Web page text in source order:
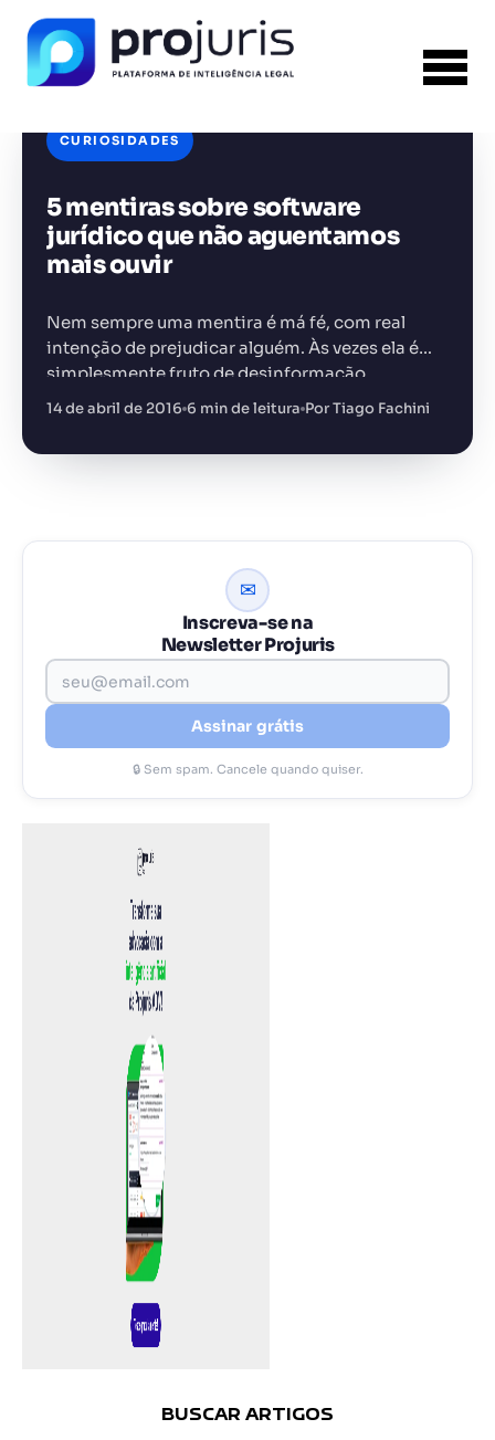
CURIOSIDADES
5 mentiras sobre software
jurídico que não aguentamos
mais ouvir
Nem sempre uma mentira é má fé, com real
intenção de prejudicar alguém. Às vezes ela é
simplesmente fruto de desinformação
e desconhecimento. É o caso do software
em adquirir…
14 de abril de 2016 6 min de leitura Por Tiago Fachini
✉
Inscreva-se na
Newsletter Projuris
Assinar grátis
🔒 Sem spam. Cancele quando quiser.
BUSCAR ARTIGOS
FERRAMENTA RECOMENDADA PARA ESTE
CONTEÚDO
Template PPT Jurídico
+14.000 juristas